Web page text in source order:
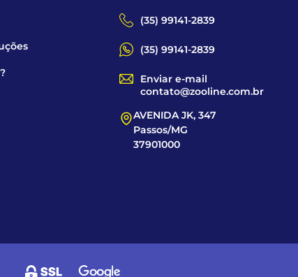
(35) 99141-2839
(35) 99141-2839
Enviar e-mail
contato@zooline.com.br
AVENIDA JK, 347
Passos/MG
37901000